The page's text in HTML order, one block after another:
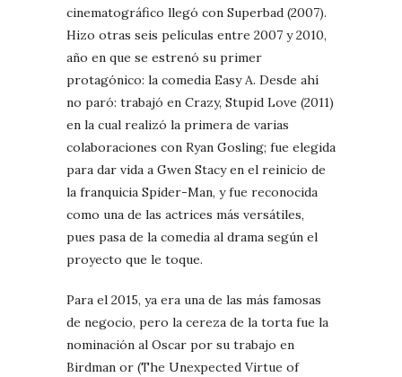
cinematográfico llegó con Superbad (2007).
Hizo otras seis películas entre 2007 y 2010,
año en que se estrenó su primer
protagónico: la comedia Easy A. Desde ahí
no paró: trabajó en Crazy, Stupid Love (2011)
en la cual realizó la primera de varias
colaboraciones con Ryan Gosling; fue elegida
para dar vida a Gwen Stacy en el reinicio de
la franquicia Spider-Man, y fue reconocida
como una de las actrices más versátiles,
pues pasa de la comedia al drama según el
proyecto que le toque.
Para el 2015, ya era una de las más famosas
de negocio, pero la cereza de la torta fue la
nominación al Oscar por su trabajo en
Birdman or (The Unexpected Virtue of